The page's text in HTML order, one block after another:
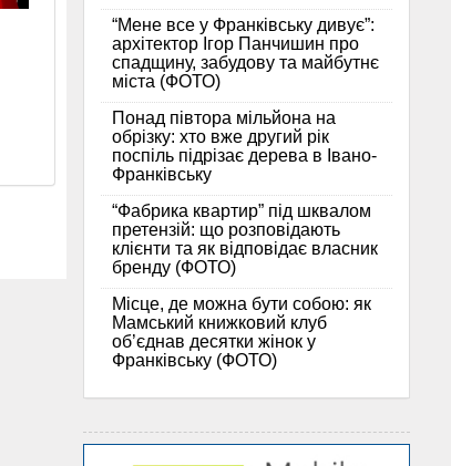
“Мене все у Франківську дивує”:
архітектор Ігор Панчишин про
спадщину, забудову та майбутнє
міста (ФОТО)
Понад півтора мільйона на
обрізку: хто вже другий рік
поспіль підрізає дерева в Івано-
Франківську
“Фабрика квартир” під шквалом
претензій: що розповідають
клієнти та як відповідає власник
бренду (ФОТО)
Місце, де можна бути собою: як
Мамський книжковий клуб
об’єднав десятки жінок у
Франківську (ФОТО)